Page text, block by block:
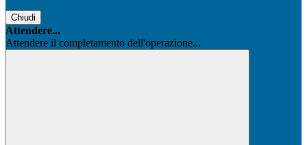
Chiudi
Attendere...
Attendere il completamento dell'operazione...